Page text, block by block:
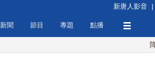
新唐人影音 |
新聞 節目 專題 點播
降